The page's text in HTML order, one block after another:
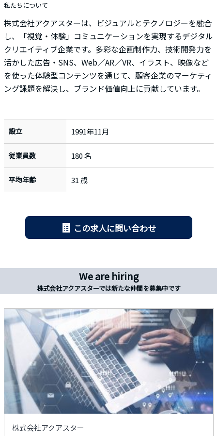
私たちについて
株式会社アクアスターは、ビジュアルとテクノロジーを融合
し、「視覚・体験」コミュニケーションを実現するデジタル
クリエイティブ企業です。多彩な企画制作力、技術開発力を
活かした広告・SNS、Web／AR／VR、イラスト、映像など
を使った体験型コンテンツを通じて、顧客企業のマーケティ
ング課題を解決し、ブランド価値向上に貢献しています。
設立 1991年11月
従業員数 180 名
平均年齢 31 歳
この求人に問い合わせ
We are hiring
株式会社アクアスターでは新たな仲間を募集中です
株式会社アクアスター